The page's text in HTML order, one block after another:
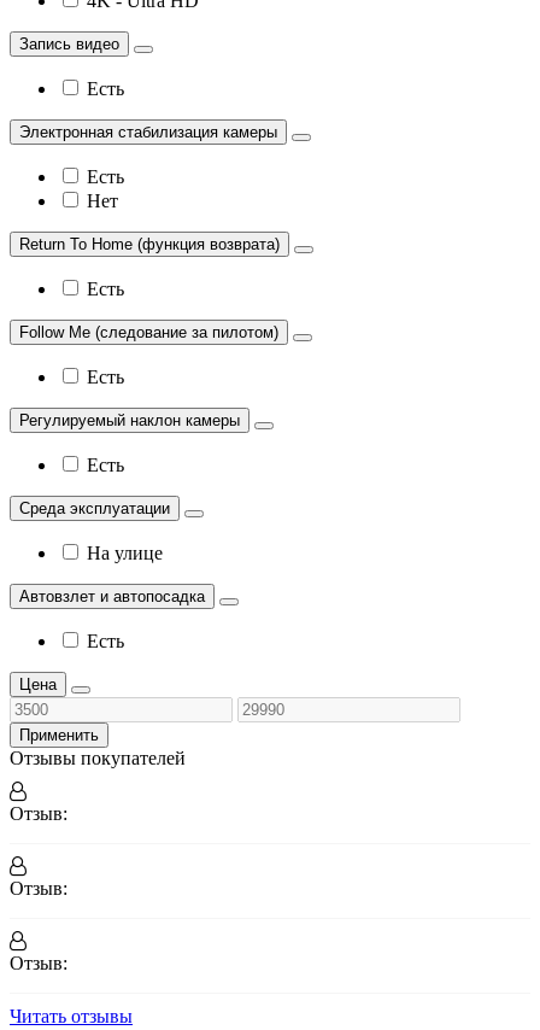
Запись видео
Есть
Электронная стабилизация камеры
Есть
Нет
Return To Home (функция возврата)
Есть
Follow Me (следование за пилотом)
Есть
Регулируемый наклон камеры
Есть
Среда эксплуатации
На улице
Автовзлет и автопосадка
Есть
Цена
Применить
Отзывы покупателей
Отзыв:
Отзыв:
Отзыв:
Читать отзывы